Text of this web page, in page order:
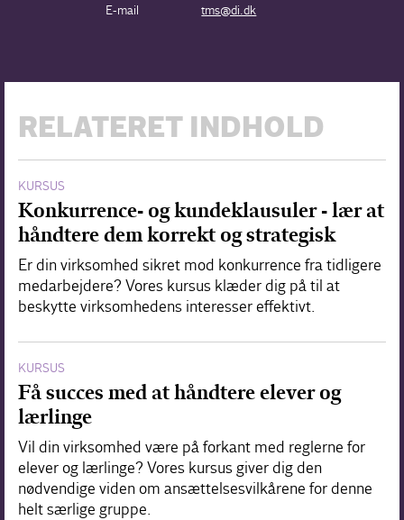
E-mail
tms@di.dk
RELATERET INDHOLD
KURSUS
Konkurrence- og kundeklausuler - lær at
håndtere dem korrekt og strategisk
Er din virksomhed sikret mod konkurrence fra tidligere
medarbejdere? Vores kursus klæder dig på til at
beskytte virksomhedens interesser effektivt.
KURSUS
Få succes med at håndtere elever og
lærlinge
Vil din virksomhed være på forkant med reglerne for
elever og lærlinge? Vores kursus giver dig den
nødvendige viden om ansættelsesvilkårene for denne
helt særlige gruppe.